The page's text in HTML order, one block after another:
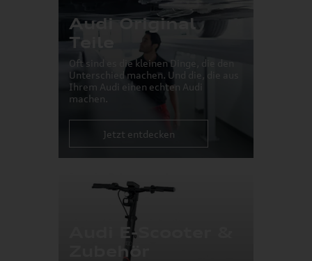
Audi Original
Teile
Oft sind es die kleinen Dinge, die den
Unterschied machen. Und die, die aus
Ihrem Audi einen echten Audi
machen.
Jetzt entdecken
Audi E-Scooter &
Zubehör